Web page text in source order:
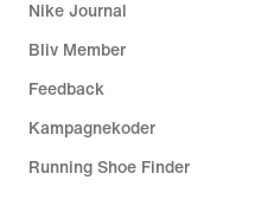
Nike Journal
Bliv Member
Feedback
Kampagnekoder
Running Shoe Finder